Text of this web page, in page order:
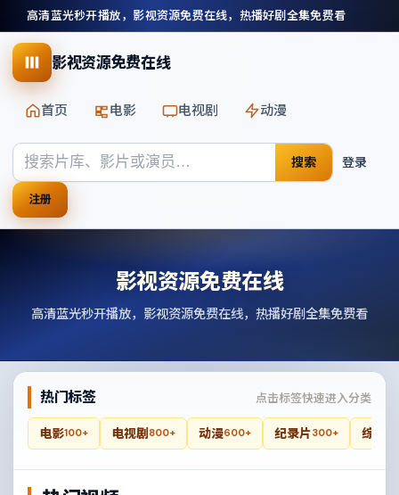
高清蓝光秒开播放，影视资源免费在线，热播好剧全集免费看
影视资源免费在线
首页 电影 电视剧 动漫
搜索 登录
注册
影视资源免费在线
高清蓝光秒开播放，影视资源免费在线，热播好剧全集免费看
热门标签 点击标签快速进入分类
电影100+ 电视剧 800+ 动漫600+ 纪录片300+ 综艺